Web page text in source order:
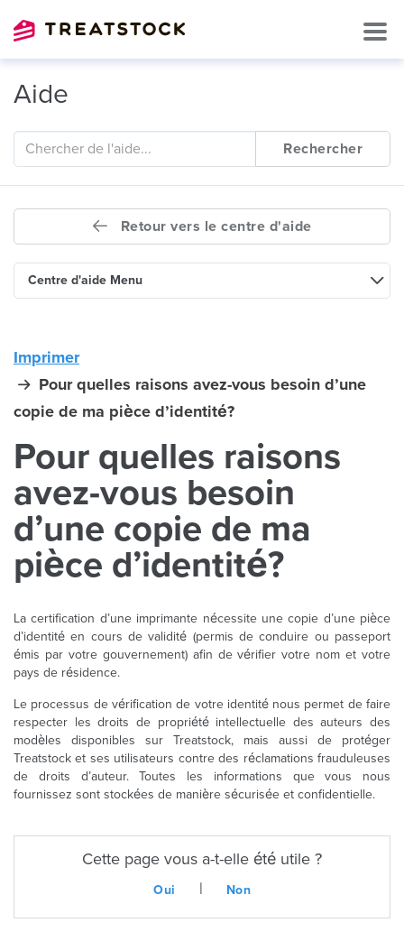
Aide
Rechercher
Retour vers le centre d'aide
Centre d'aide Menu
Imprimer
Pour quelles raisons avez-vous besoin d’une
copie de ma pièce d’identité?
Pour quelles raisons
avez-vous besoin
d’une copie de ma
pièce d’identité?
La certification d’une imprimante nécessite une copie d’une pièce
d’identité en cours de validité (permis de conduire ou passeport
émis par votre gouvernement) afin de vérifier votre nom et votre
pays de résidence.
Le processus de vérification de votre identité nous permet de faire
respecter les droits de propriété intellectuelle des auteurs des
modèles disponibles sur Treatstock, mais aussi de protéger
Treatstock et ses utilisateurs contre des réclamations frauduleuses
de droits d’auteur. Toutes les informations que vous nous
fournissez sont stockées de manière sécurisée et confidentielle.
Cette page vous a-t-elle été utile ?
Oui | Non